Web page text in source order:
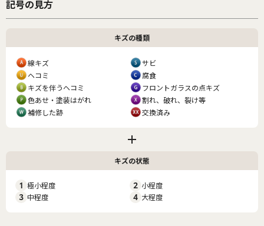
記号の見方
キズの種類
線キズ
サビ
ヘコミ
腐食
キズを伴うヘコミ
フロントガラスの点キズ
色あせ・塗装はがれ
割れ、破れ、裂け等
補修した跡
交換済み
キズの状態
1 極小程度 2 小程度
3 中程度 4 大程度